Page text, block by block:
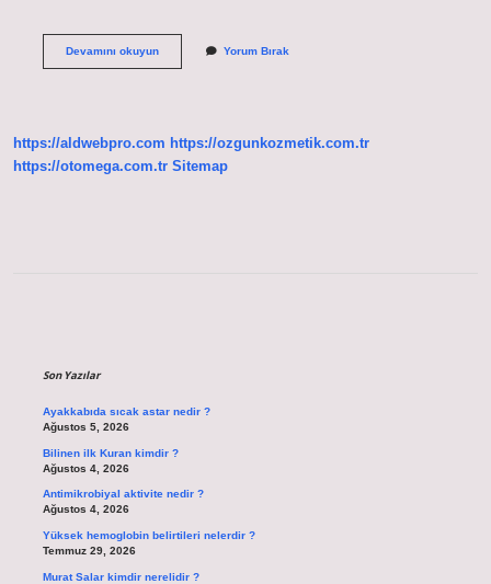
Devamını okuyunBiliş
Yorum Bırak
https://aldwebpro.com https://ozgunkozmetik.com.tr
https://otomega.com.tr Sitemap
Son Yazılar
Ayakkabıda sıcak astar nedir ?
Ağustos 5, 2026
Bilinen ilk Kuran kimdir ?
Ağustos 4, 2026
Antimikrobiyal aktivite nedir ?
Ağustos 4, 2026
Yüksek hemoglobin belirtileri nelerdir ?
Temmuz 29, 2026
Murat Salar kimdir nerelidir ?